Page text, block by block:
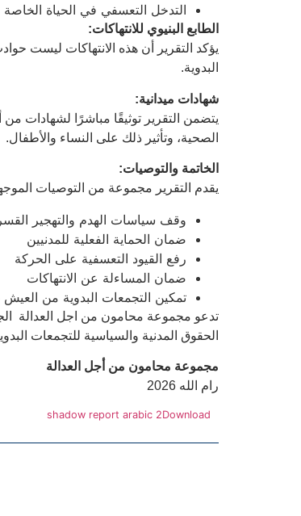
التدخل التعسفي في الحياة الخاصة
الطابع البنيوي للانتهاكات:
يؤكد التقرير أن هذه الانتهاكات ليست
البدوية.
شهادات ميدانية:
يتضمن التقرير توثيقًا مباشرًا لشهادات من
الصحية، وتأثير ذلك على النساء والأطفال.
الخاتمة والتوصيات:
يقدم التقرير مجموعة من التوصيات
وقف سياسات الهدم والتهجير
ضمان الحماية الفعلية للمدنيين
رفع القيود التعسفية على الحركة
ضمان المساءلة عن الانتهاكات
تمكين التجمعات البدوية من العيش
تدعو مجموعة محامون من اجل العدالة
الحقوق المدنية والسياسية للتجمعات
مجموعة محامون من أجل العدالة
رام الله 2026
shadow report arabic 2Download